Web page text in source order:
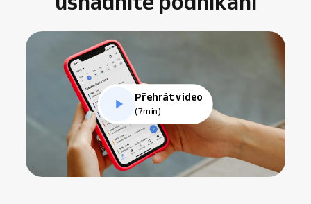
Přehrát video
(7min)